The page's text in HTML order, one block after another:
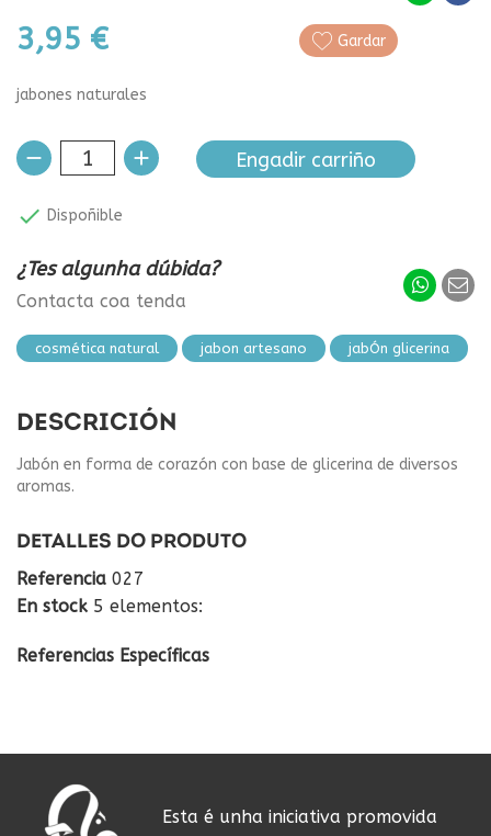
3,95 € Gardar
jabones naturales
Engadir carriño
 Dispoñible
¿Tes algunha dúbida?
Contacta coa tenda
cosmética natural jabon artesano jabÓn glicerina
DESCRICIÓN
Jabón en forma de corazón con base de glicerina de diversos
aromas.
DETALLES DO PRODUTO
Referencia 027
En stock 5 elementos:
Referencias Específicas
Esta é unha iniciativa promovida